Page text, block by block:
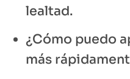
lealtad.
¿Cómo puedo
más